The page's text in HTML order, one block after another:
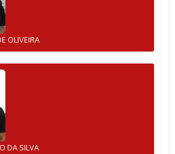
OLIVEIRA
DA SILVA